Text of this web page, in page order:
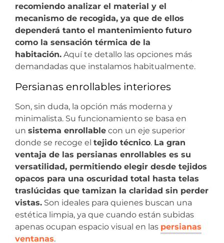
recomiendo analizar el material y el
mecanismo de recogida, ya que de ellos
dependerá tanto el mantenimiento futuro
como la sensación térmica de la
habitación. Aquí te detallo las opciones más
demandadas que instalamos habitualmente.
Persianas enrollables interiores
Son, sin duda, la opción más moderna y
minimalista. Su funcionamiento se basa en
un sistema enrollable con un eje superior
donde se recoge el tejido técnico. La gran
ventaja de las persianas enrollables es su
versatilidad, permitiendo elegir desde tejidos
opacos para una oscuridad total hasta telas
traslúcidas que tamizan la claridad sin perder
vistas. Son ideales para quienes buscan una
estética limpia, ya que cuando están subidas
apenas ocupan espacio visual en las persianas
ventanas.